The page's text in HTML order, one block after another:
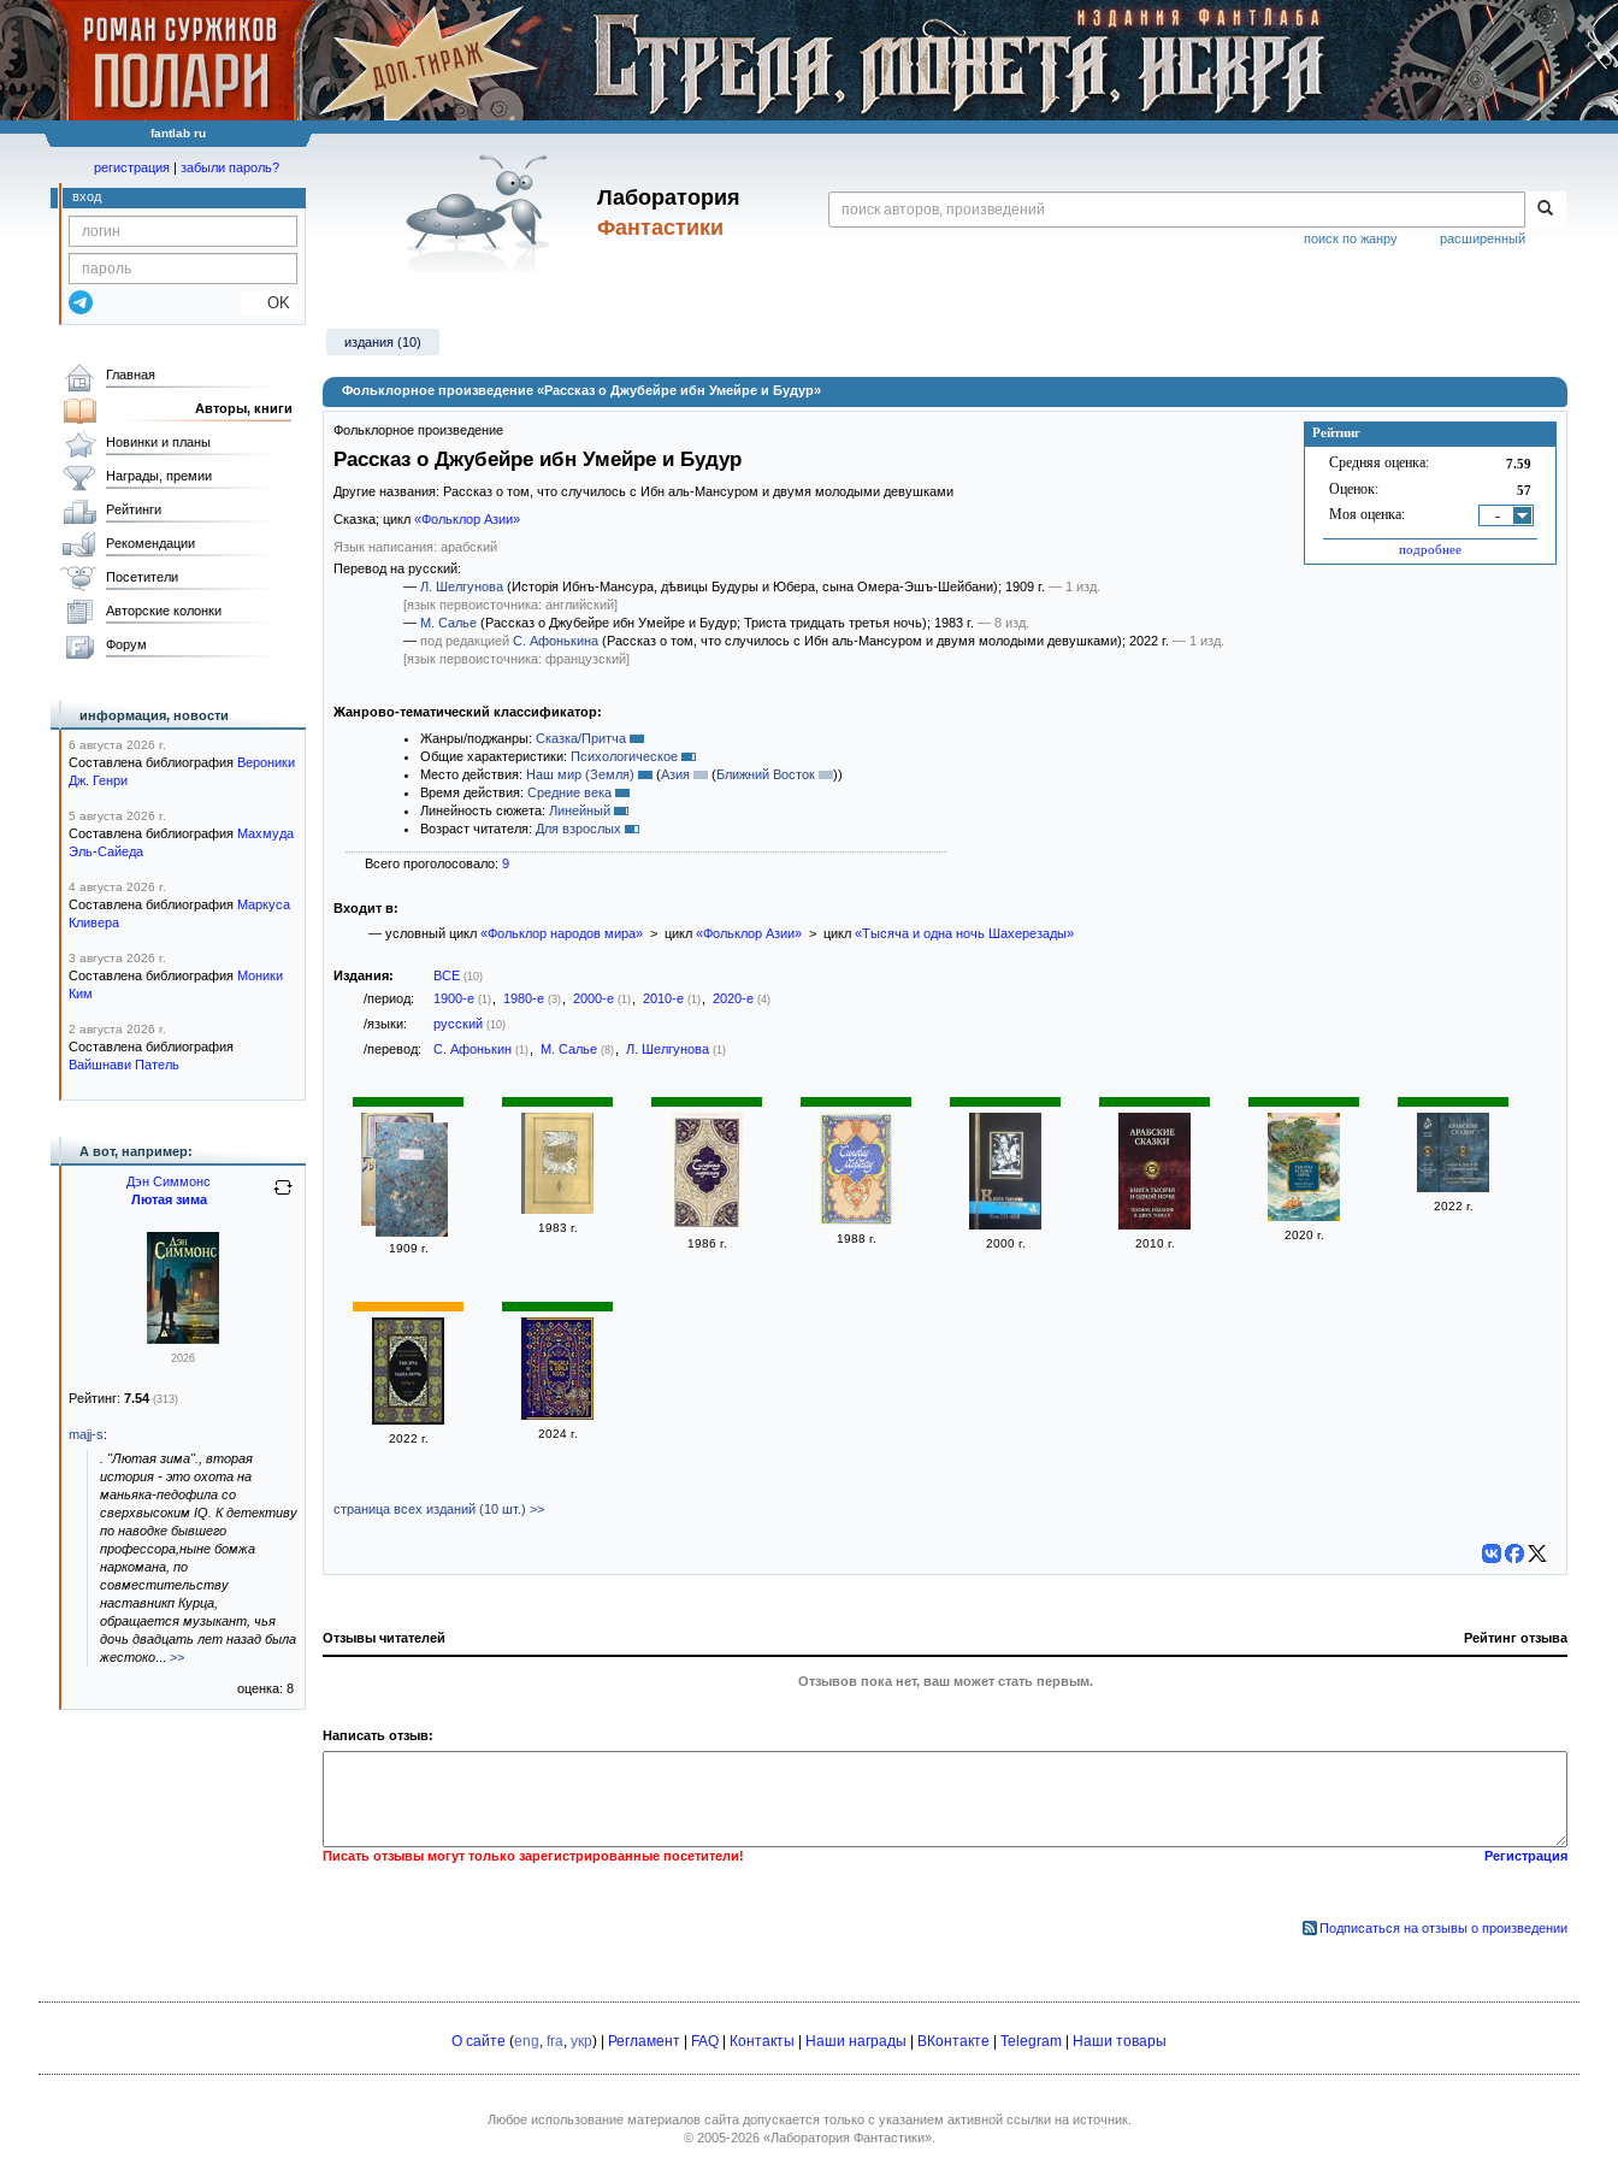
fantlab ru
Лаборатория
Фантастики
расширенный
поиск по жанру
регистрация | забыли пароль?
вход
OK
издания (10)
Фольклорное произведение «Рассказ о Джубейре ибн Умейре и Будур»
Рейтинг
Средняя оценка: 7.59
Оценок: 57
Моя оценка: -
подробнее
Фольклорное произведение
Рассказ о Джубейре ибн Умейре и Будур
Другие названия: Рассказ о том, что случилось с Ибн аль-Мансуром и двумя молодыми девушками
Сказка; цикл «Фольклор Азии»
Язык написания: арабский
Перевод на русский:
— Л. Шелгунова (Исторія Ибнъ-Мансура, дѣвицы Будуры и Юбера, сына Омера-Эшъ-Шейбани); 1909 г. — 1 изд.
[язык первоисточника: английский]
— М. Салье (Рассказ о Джубейре ибн Умейре и Будур; Триста тридцать третья ночь); 1983 г. — 8 изд.
— под редакцией С. Афонькина (Рассказ о том, что случилось с Ибн аль-Мансуром и двумя молодыми девушками); 2022 г. — 1 изд.
[язык первоисточника: французский]
Жанрово-тематический классификатор:
Жанры/поджанры: Сказка/Притча
Общие характеристики: Психологическое
Место действия: Наш мир (Земля) (Азия (Ближний Восток ))
Время действия: Средние века
Линейность сюжета: Линейный
Возраст читателя: Для взрослых
Всего проголосовало: 9
Входит в:
— условный цикл «Фольклор народов мира»> цикл «Фольклор Азии»> цикл «Тысяча и одна ночь Шахерезады»
Издания: ВСЕ (10)
/период: 1900-е (1) 1980-е (3) 2000-е (1) 2010-е (1) 2020-е (4)
/языки: русский (10)
/перевод: С. Афонькин (1) М. Салье (8) Л. Шелгунова (1)
1909 г.
1983 г.
1986 г.
1988 г. 2000 г. 2010 г.
2020 г.
2022 г.
2022 г. 2024 г.
страница всех изданий (10 шт.) >>
Отзывы читателей Рейтинг отзыва
Отзывов пока нет, ваш может стать первым.
Написать отзыв:
Писать отзывы могут только зарегистрированные посетители! Регистрация
Подписаться на отзывы о произведении
Главная
Авторы, книги
Новинки и планы
Награды, премии
Рейтинги
Рекомендации
Посетители
Авторские колонки
Форум
информация, новости
6 августа 2026 г.
Составлена библиография Вероники
Дж. Генри
5 августа 2026 г.
Составлена библиография Махмуда
Эль-Сайеда
4 августа 2026 г.
Составлена библиография Маркуса
Кливера
3 августа 2026 г.
Составлена библиография Моники
Ким
2 августа 2026 г.
Составлена библиография
Вайшнави Патель
А вот, например:
Дэн Симмонс
Лютая зима
2026
Рейтинг: 7.54 (313)
majj-s:
. "Лютая зима"., вторая
история - это охота на
маньяка-педофила со
сверхвысоким IQ. К детективу
по наводке бывшего
профессора,ныне бомжа
наркомана, по
совместительству
наставникп Курца,
обращается музыкант, чья
дочь двадцать лет назад была
жестоко
>>
оценка: 8
О сайте (eng, fra, укр) | Регламент FAQ Контакты Наши награды ВКонтакте Telegram Наши товары
Любое использование материалов сайта допускается только с указанием активной ссылки на источник.
© 2005-2026 «Лаборатория Фантастики».